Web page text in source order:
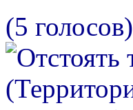
(5 голосов)